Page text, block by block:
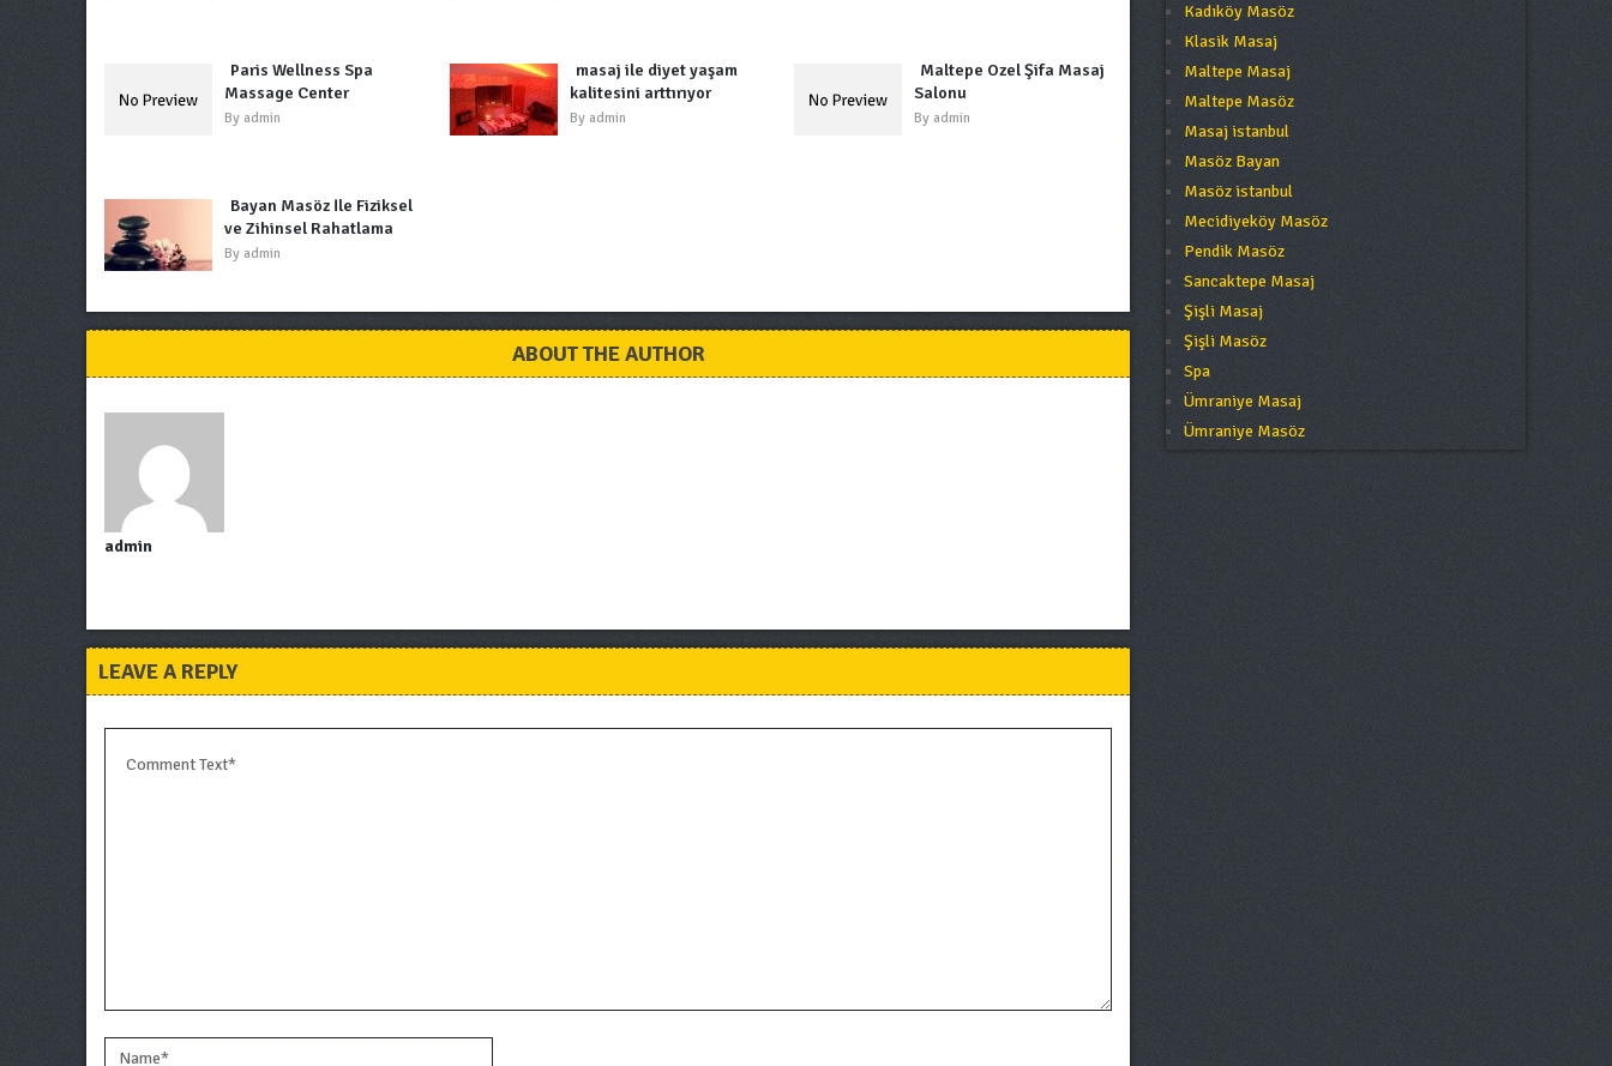
Paris Wellness Spa
Massage Center
By admin
masaj ile diyet yaşam
kalitesini arttırıyor
By admin
Maltepe Özel Şifa Masaj
Salonu
By admin
Bayan Masöz İle Fiziksel
ve Zihinsel Rahatlama
By admin
ABOUT THE AUTHOR
admin
LEAVE A REPLY
Kadıköy Masöz
Klasik Masaj
Maltepe Masaj
Maltepe Masöz
Masaj istanbul
Masöz Bayan
Masöz istanbul
Mecidiyeköy Masöz
Pendik Masöz
Sancaktepe Masaj
Şişli Masaj
Şişli Masöz
Spa
Ümraniye Masaj
Ümraniye Masöz